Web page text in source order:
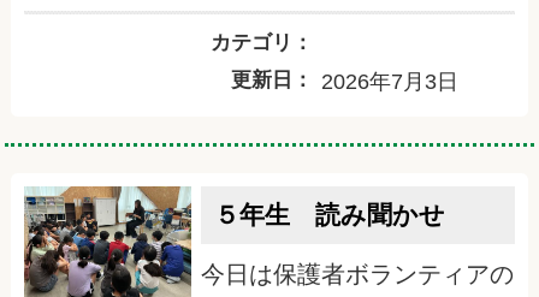
カテゴリ：
更新日：
2026年7月3日
５年生 読み聞かせ
今日は保護者ボランティアの